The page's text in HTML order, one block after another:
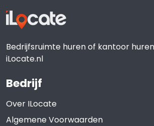
Bedrijfsruimte huren of kantoor
iLocate.nl
Bedrijf
Over ILocate
Algemene Voorwaarden